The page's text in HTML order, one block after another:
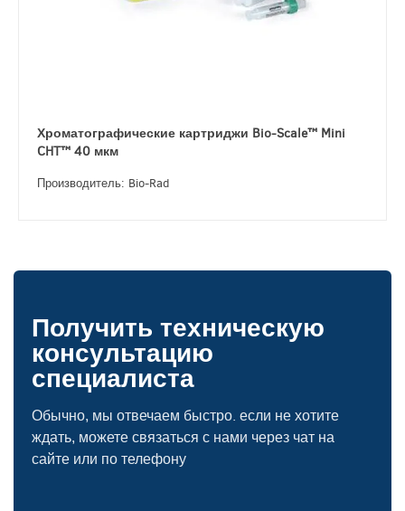
Хроматографические картриджи Bio-Scale™ Mini
CHT™ 40 мкм
Производитель: Bio-Rad
Получить техническую
консультацию
специалиста
Обычно, мы отвечаем быстро. если не хотите
ждать, можете связаться с нами через чат на
сайте или по телефону